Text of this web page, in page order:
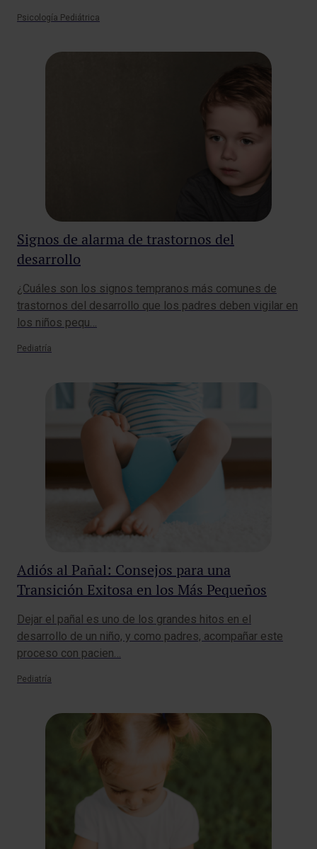
Psicología Pediátrica
Signos de alarma de trastornos del
desarrollo
¿Cuáles son los signos tempranos más comunes de
trastornos del desarrollo que los padres deben vigilar en
los niños pequ…
Pediatría
Adiós al Pañal: Consejos para una
Transición Exitosa en los Más Pequeños
Dejar el pañal es uno de los grandes hitos en el
desarrollo de un niño, y como padres, acompañar este
proceso con pacien…
Pediatría